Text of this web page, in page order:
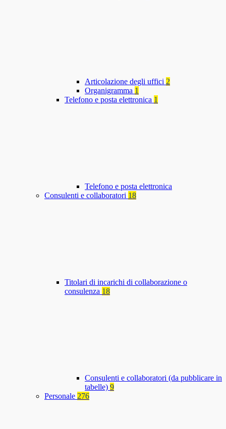
Articolazione degli uffici 2
Organigramma 1
Telefono e posta elettronica 1
Telefono e posta elettronica
Consulenti e collaboratori 18
Titolari di incarichi di collaborazione o
consulenza 18
Consulenti e collaboratori (da pubblicare in
tabelle) 9
Personale 276